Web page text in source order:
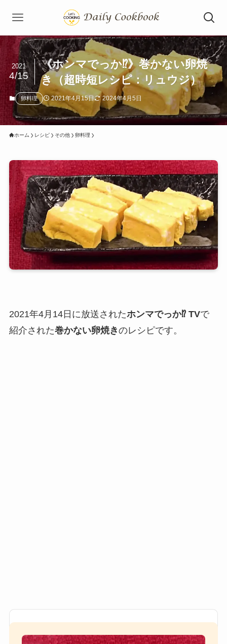
《ホンマでっか⁉》巻かない卵焼
き（超時短レシピ：リュウジ）
2021
4/15
卵料理 2021年4月15日 2024年4月5日
ホーム レシピ その他 卵料理
2021年4月14日に放送されたホンマでっか⁉ TVで
紹介された巻かない卵焼きのレシピです。